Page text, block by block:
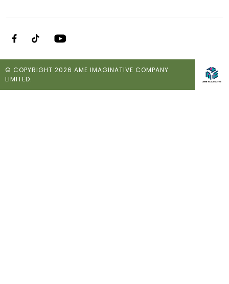
© COPYRIGHT 2026 AME IMAGINATIVE COMPANY
LIMITED.